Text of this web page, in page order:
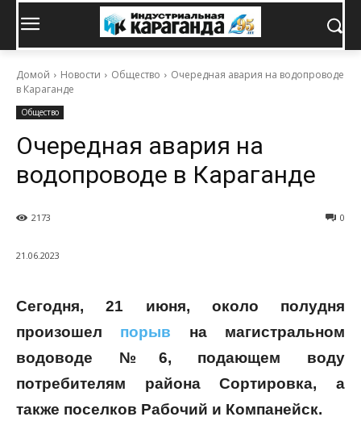
Домой Новости Общество
Очередная авария на водопроводе
в Караганде
Общество
Очередная авария на
водопроводе в Караганде
0
2173
21.06.2023
Сегодня, 21 июня, около полудня
произошел порыв на магистральном
водоводе №6, подающем воду
потребителям района Сортировка, а
также поселков Рабочий и Компанейск.